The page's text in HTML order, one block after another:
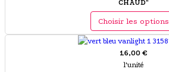
CHAUD"
Choisir les options
16,00 €
l'unité